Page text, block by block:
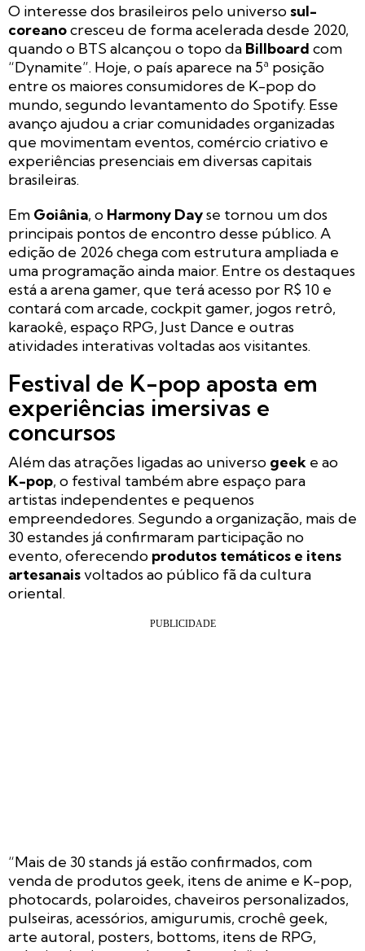
O interesse dos brasileiros pelo universosul-
coreanocresceu de forma acelerada desde 2020,
quando o BTS alcançou o topo da Billboard com
“Dynamite”. Hoje, o país aparece na 5ª posição
entre os maiores consumidores de K-pop do
mundo, segundo levantamento do Spotify. Esse
avanço ajudou a criar comunidades organizadas
que movimentam eventos, comércio criativo e
experiências presenciais em diversas capitais
brasileiras.
Em Goiânia, o Harmony Dayse tornou um dos
principais pontos de encontro desse público. A
edição de 2026 chega com estrutura ampliada e
uma programação ainda maior. Entre os destaques
está a arena gamer, que terá acesso por R$ 10 e
contará com arcade, cockpit gamer, jogos retrô,
karaokê, espaço RPG, Just Dance e outras
atividades interativas voltadas aos visitantes.
Festival de K-pop aposta em
experiências imersivas e
concursos
Além das atrações ligadas ao universo geek e ao
K-pop, o festival também abre espaço para
artistas independentes e pequenos
empreendedores. Segundo a organização, mais de
30 estandes já confirmaram participação no
evento, oferecendo produtos temáticos e itens
artesanaisvoltados ao público fã da cultura
oriental.
“Mais de 30 stands já estão confirmados, com
venda de produtos geek, itens de anime e K-pop,
photocards, polaroides, chaveiros personalizados,
pulseiras, acessórios, amigurumis, crochê geek,
arte autoral, posters, bottoms, itens de RPG,